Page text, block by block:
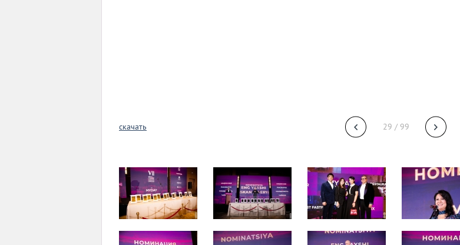
скачать 29 / 99